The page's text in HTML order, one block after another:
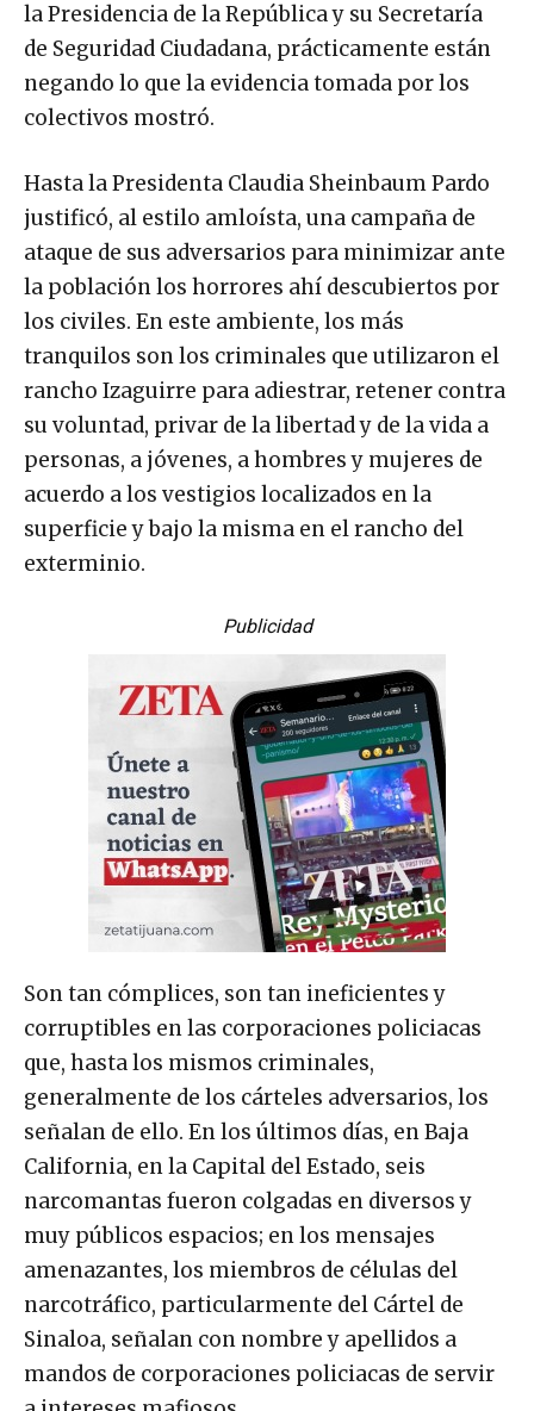
la Presidencia de la República y su Secretaría
de Seguridad Ciudadana, prácticamente están
negando lo que la evidencia tomada por los
colectivos mostró.
Hasta la Presidenta Claudia Sheinbaum Pardo
justificó, al estilo amloísta, una campaña de
ataque de sus adversarios para minimizar ante
la población los horrores ahí descubiertos por
los civiles. En este ambiente, los más
tranquilos son los criminales que utilizaron el
rancho Izaguirre para adiestrar, retener contra
su voluntad, privar de la libertad y de la vida a
personas, a jóvenes, a hombres y mujeres de
acuerdo a los vestigios localizados en la
superficie y bajo la misma en el rancho del
exterminio.
Publicidad
Son tan cómplices, son tan ineficientes y
corruptibles en las corporaciones policiacas
que, hasta los mismos criminales,
generalmente de los cárteles adversarios, los
señalan de ello. En los últimos días, en Baja
California, en la Capital del Estado, seis
narcomantas fueron colgadas en diversos y
muy públicos espacios; en los mensajes
amenazantes, los miembros de células del
narcotráfico, particularmente del Cártel de
Sinaloa, señalan con nombre y apellidos a
mandos de corporaciones policiacas de servir